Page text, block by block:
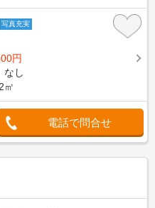
写真充実
円
なし
㎡
電話で問合せ